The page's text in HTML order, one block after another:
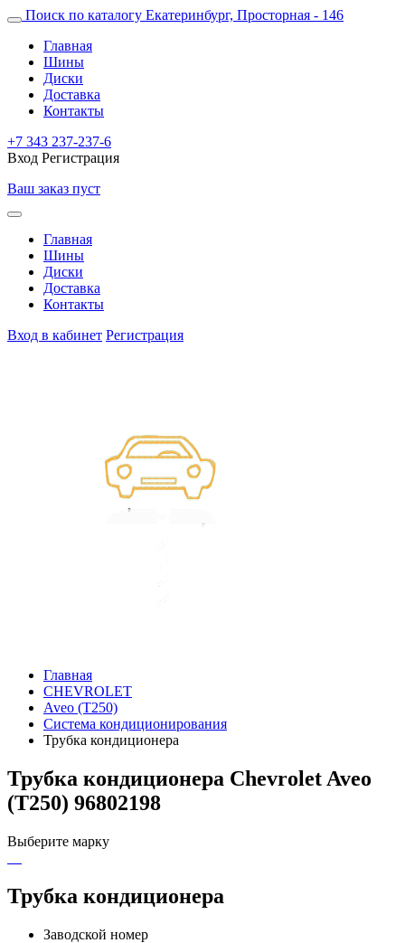
Поиск по каталогу Екатеринбург, Просторная - 146
Главная
Шины
Диски
Доставка
Контакты
+7 343 237-237-6
Вход Регистрация
Ваш заказ пуст
Главная
Шины
Диски
Доставка
Контакты
Вход в кабинет Регистрация
Главная
CHEVROLET
Aveo (T250)
Система кондиционирования
Трубка кондиционера
Трубка кондиционера Chevrolet Aveo
(T250) 96802198
Выберите марку
Трубка кондиционера
Заводской номер